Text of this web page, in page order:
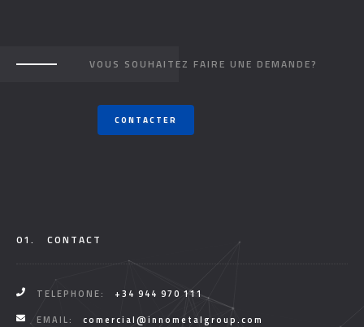
VOUS SOUHAITEZ FAIRE UNE DEMANDE?
CONTACTER
01. CONTACT
TELEPHONE:
+34 944 970 111
EMAIL:
comercial@innometalgroup.com